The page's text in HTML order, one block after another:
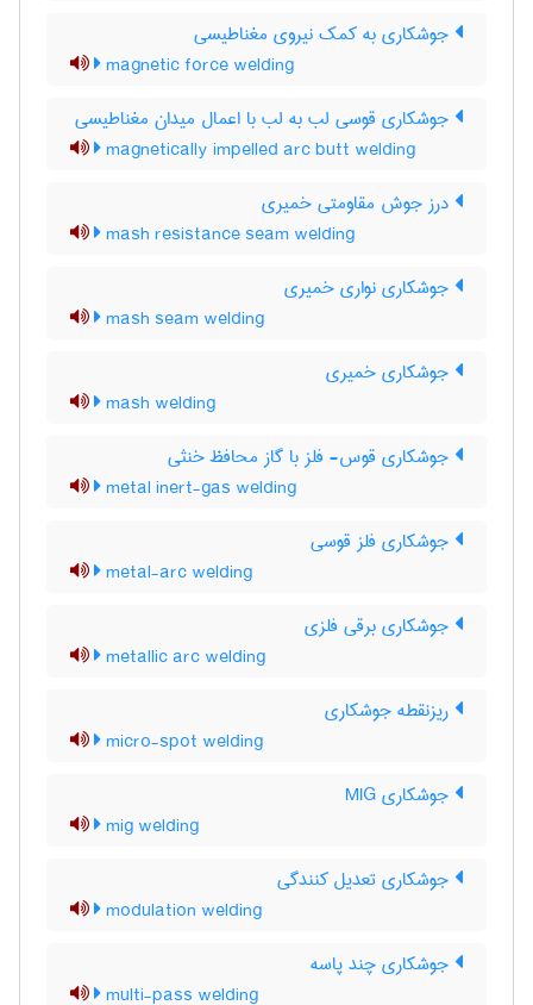
جوشکاری به کمک نیروی مغناطیسی
magnetic force welding
جوشکاری قوسی لب به لب با اعمال میدان مغناطیسی
magnetically impelled arc butt welding
درز جوش مقاومتی خمیری
mash resistance seam welding
جوشکاری نواری خمیری
mash seam welding
جوشکاری خمیری
mash welding
جوشکاری قوس- فلز با گاز محافظ خنثی
metal inert-gas welding
جوشکاری فلز قوسی
metal-arc welding
جوشکاری برقی فلزی
metallic arc welding
ریزنقطه جوشکاری
micro-spot welding
جوشکاری MIG
mig welding
جوشکاری تعدیل کنندگی
modulation welding
جوشکاری چند پاسه
multi-pass welding